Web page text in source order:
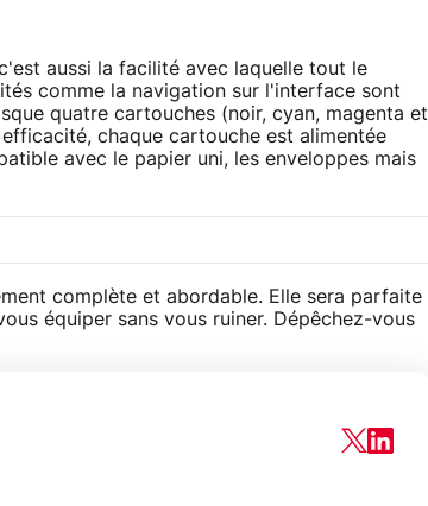
aussi la facilité avec laquelle tout le
comme la navigation sur l'interface sont
quatre cartouches (noir, cyan, magenta et
chaque cartouche est alimentée
avec le papier uni, les enveloppes mais
complète et abordable. Elle sera parfaite
équiper sans vous ruiner. Dépêchez-vous